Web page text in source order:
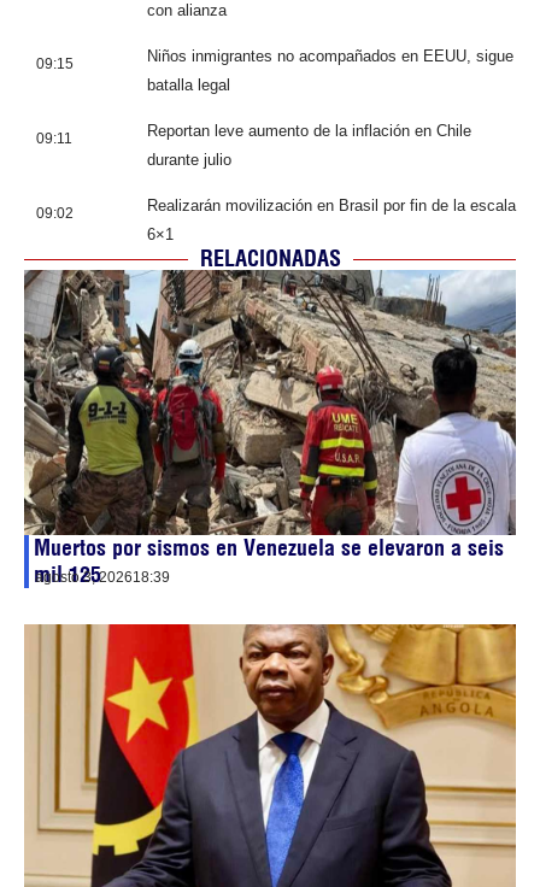
con alianza
09:15
Niños inmigrantes no acompañados en EEUU, sigue
batalla legal
09:11
Reportan leve aumento de la inflación en Chile
durante julio
09:02
Realizarán movilización en Brasil por fin de la escala
6×1
RELACIONADAS
Muertos por sismos en Venezuela se elevaron a seis
mil 125
agosto 3, 202618:39